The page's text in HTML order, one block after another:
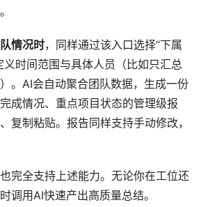
情况时，同样通过该入口选择“下属
义时间范围与具体人员（比如只汇总
。AI会自动聚合团队数据，生成一份
成情况、重点项目状态的管理级报
复制粘贴。报告同样支持手动修改，
完全支持上述能力。无论你在工位还
调用AI快速产出高质量总结。